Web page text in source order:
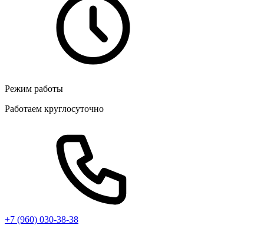
Режим работы
Работаем круглосуточно
+7 (960) 030-38-38